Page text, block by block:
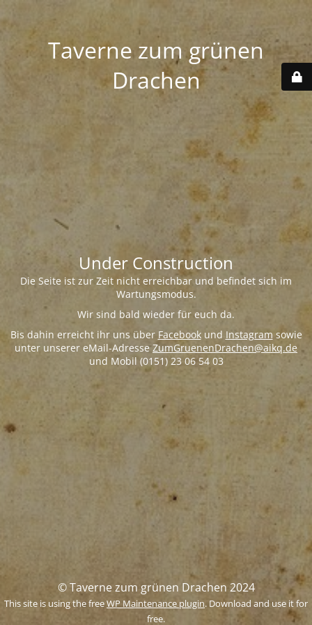
Taverne zum grünen
Drachen
Under Construction
Die Seite ist zur Zeit nicht erreichbar und befindet sich im
Wartungsmodus.
Wir sind bald wieder für euch da.
Bis dahin erreicht ihr uns über Facebookund Instagram sowie
unter unserer eMail-AdresseZumGruenenDrachen@aikq.de
und Mobil (0151) 23 06 54 03
© Taverne zum grünen Drachen 2024
This site is using the freeWP Maintenance plugin. Download and use it for
free.